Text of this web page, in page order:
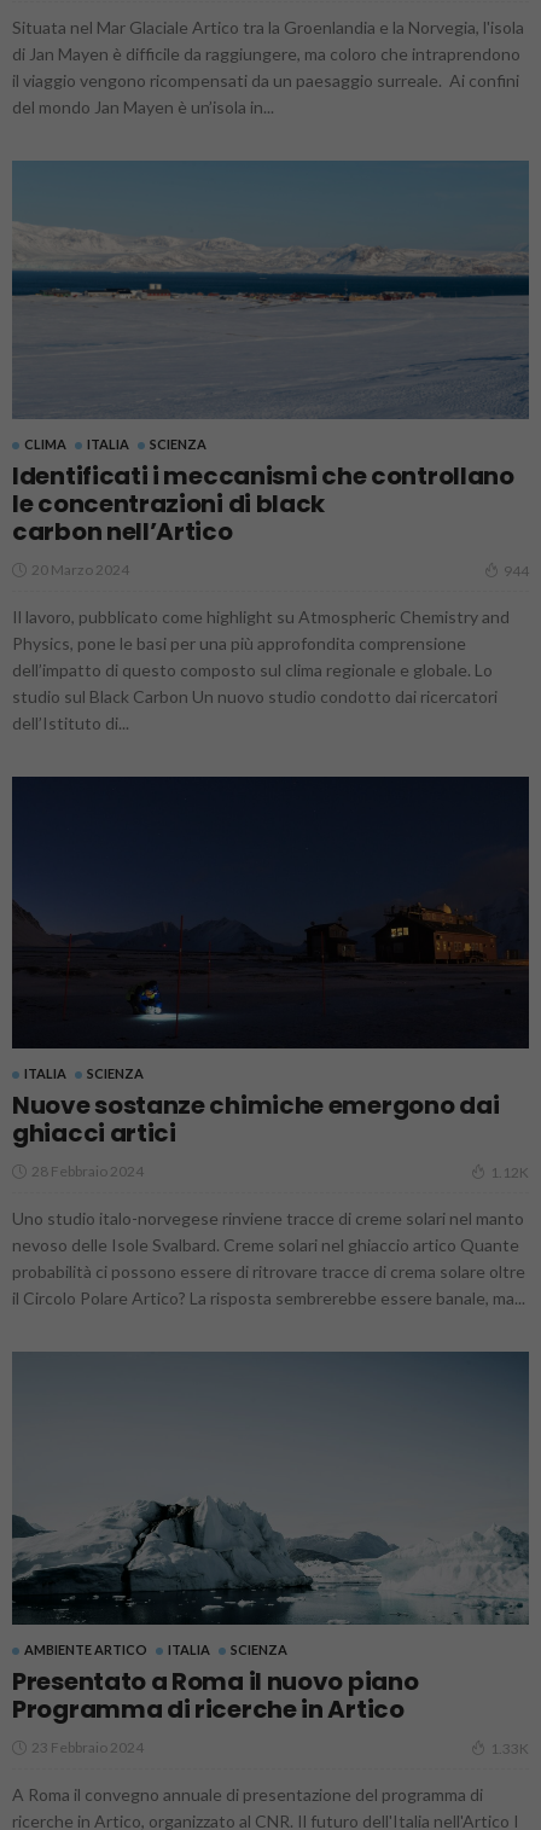
Situata nel Mar Glaciale Artico tra la Groenlandia e la Norvegia, l'isola
di Jan Mayen è difficile da raggiungere, ma coloro che intraprendono
il viaggio vengono ricompensati da un paesaggio surreale. Ai confini
del mondo Jan Mayen è un’isola in...
CLIMA ITALIA SCIENZA
Identificati i meccanismi che controllano
le concentrazioni di black
carbon nell’Artico
20 Marzo 2024 944
Il lavoro, pubblicato come highlight su Atmospheric Chemistry and
Physics, pone le basi per una più approfondita comprensione
dell’impatto di questo composto sul clima regionale e globale. Lo
studio sul Black Carbon Un nuovo studio condotto dai ricercatori
dell’Istituto di...
ITALIA SCIENZA
Nuove sostanze chimiche emergono dai
ghiacci artici
28 Febbraio 2024 1.12K
Uno studio italo-norvegese rinviene tracce di creme solari nel manto
nevoso delle Isole Svalbard. Creme solari nel ghiaccio artico Quante
probabilità ci possono essere di ritrovare tracce di crema solare oltre
il Circolo Polare Artico? La risposta sembrerebbe essere banale, ma...
AMBIENTE ARTICO ITALIA SCIENZA
Presentato a Roma il nuovo piano
Programma di ricerche in Artico
23 Febbraio 2024 1.33K
A Roma il convegno annuale di presentazione del programma di
ricerche in Artico, organizzato al CNR. Il futuro dell'Italia nell'Artico I